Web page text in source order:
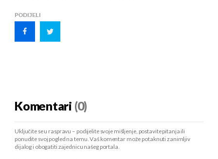
PODIJELI
Komentari (0)
Uključite se u raspravu – podijelite svoje mišljenje, postavite pitanja ili
ponudite svoj pogled na temu. Vaš komentar može potaknuti zanimljiv
dijalog i obogatiti zajednicu našeg portala.